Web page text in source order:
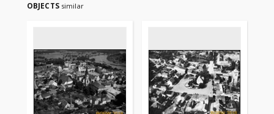
OBJECTS similar